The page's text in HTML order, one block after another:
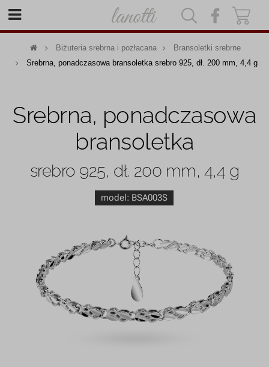
Biżuteria srebrna i pozłacana
Bransoletki srebrne
Srebrna, ponadczasowa bransoletka srebro 925, dł. 200 mm, 4,4 g
Srebrna, ponadczasowa
bransoletka
srebro 925, dł. 200 mm, 4,4 g
model: BSA003S